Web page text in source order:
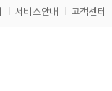
서비스안내 고객센터